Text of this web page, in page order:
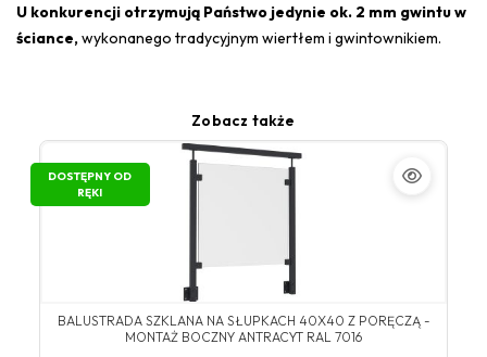
U konkurencji otrzymują Państwo jedynie ok. 2 mm gwintu w
ściance,wykonanego tradycyjnym wiertłem i gwintownikiem.
Zobacz także
DOSTĘPNY OD
RĘKI
BALUSTRADA SZKLANA NA SŁUPKACH 40X40 Z PORĘCZĄ -
MONTAŻ BOCZNY ANTRACYT RAL 7016